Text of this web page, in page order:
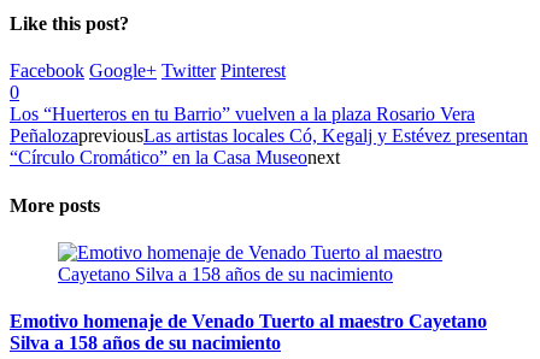
Like this post?
Facebook Google+ Twitter Pinterest
0
Los “Huerteros en tu Barrio” vuelven a la plaza Rosario Vera
PeñalozapreviousLas artistas locales Có, Kegalj y Estévez presentan
“Círculo Cromático” en la Casa Museonext
More posts
Emotivo homenaje de Venado Tuerto al maestro Cayetano
Silva a 158 años de su nacimiento